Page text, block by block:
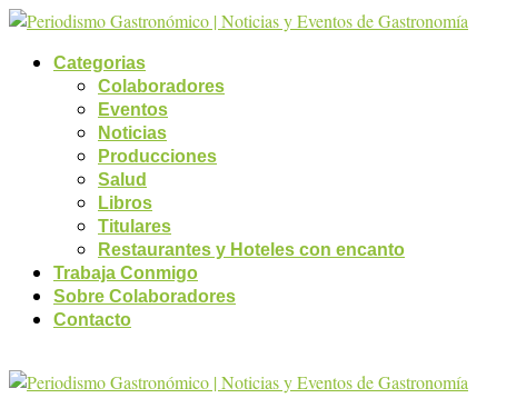
Categorias
Colaboradores
Eventos
Noticias
Producciones
Salud
Libros
Titulares
Restaurantes y Hoteles con encanto
Trabaja Conmigo
Sobre Colaboradores
Contacto